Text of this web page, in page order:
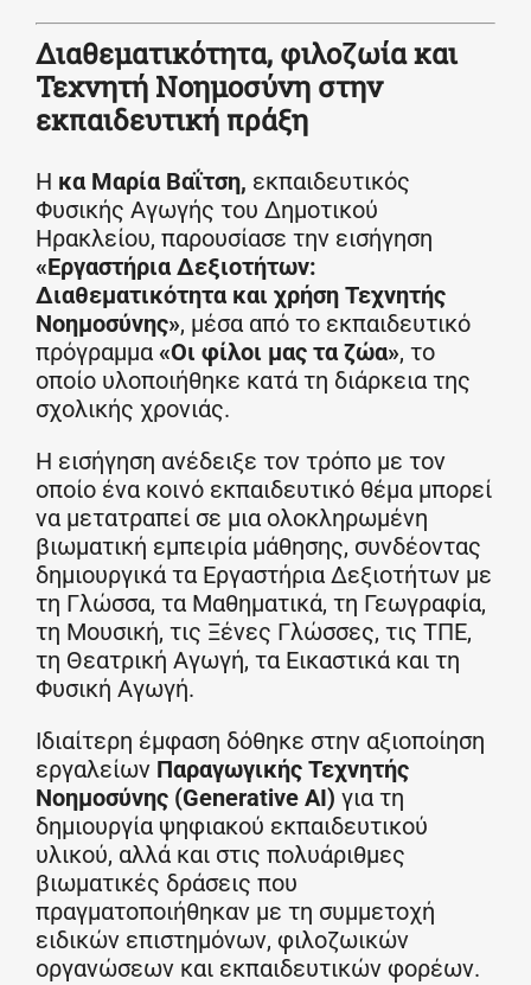
Διαθεματικότητα, φιλοζωία και
Τεχνητή Νοημοσύνη στην
εκπαιδευτική πράξη
Η κα Μαρία Βαΐτση, εκπαιδευτικός
Φυσικής Αγωγής του Δημοτικού
Ηρακλείου, παρουσίασε την εισήγηση
«Εργαστήρια Δεξιοτήτων:
Διαθεματικότητα και χρήση Τεχνητής
Νοημοσύνης», μέσα από το εκπαιδευτικό
πρόγραμμα «Οι φίλοι μας τα ζώα», το
οποίο υλοποιήθηκε κατά τη διάρκεια της
σχολικής χρονιάς.
Η εισήγηση ανέδειξε τον τρόπο με τον
οποίο ένα κοινό εκπαιδευτικό θέμα μπορεί
να μετατραπεί σε μια ολοκληρωμένη
βιωματική εμπειρία μάθησης, συνδέοντας
δημιουργικά τα Εργαστήρια Δεξιοτήτων με
τη Γλώσσα, τα Μαθηματικά, τη Γεωγραφία,
τη Μουσική, τις Ξένες Γλώσσες, τις ΤΠΕ,
τη Θεατρική Αγωγή, τα Εικαστικά και τη
Φυσική Αγωγή.
Ιδιαίτερη έμφαση δόθηκε στην αξιοποίηση
εργαλείων Παραγωγικής Τεχνητής
Νοημοσύνης (Generative AI) για τη
δημιουργία ψηφιακού εκπαιδευτικού
υλικού, αλλά και στις πολυάριθμες
βιωματικές δράσεις που
πραγματοποιήθηκαν με τη συμμετοχή
ειδικών επιστημόνων, φιλοζωικών
οργανώσεων και εκπαιδευτικών φορέων.